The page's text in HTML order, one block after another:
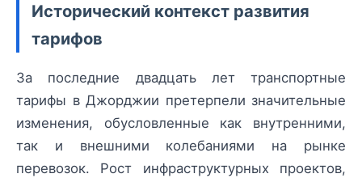
Исторический контекст развития
тарифов
За последние двадцать лет транспортные
тарифы в Джорджии претерпели значительные
изменения, обусловленные как внутренними,
так и внешними колебаниями на рынке
перевозок. Рост инфраструктурных проектов,